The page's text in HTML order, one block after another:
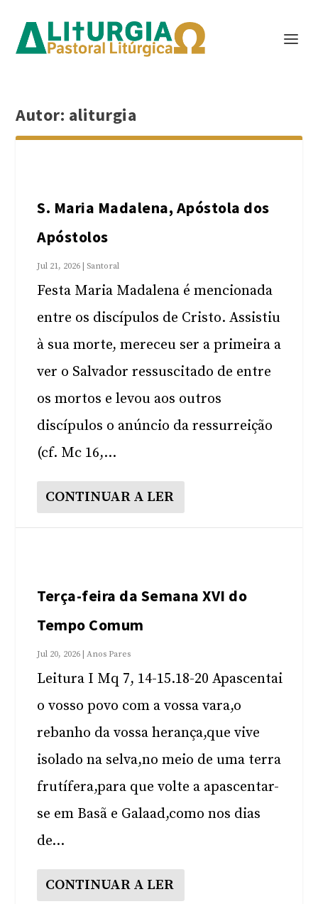
Autor: aliturgia
S. Maria Madalena, Apóstola dos
Apóstolos
Jul 21, 2026 Santoral
Festa Maria Madalena é mencionada
entre os discípulos de Cristo. Assistiu
à sua morte, mereceu ser a primeira a
ver o Salvador ressuscitado de entre
os mortos e levou aos outros
discípulos o anúncio da ressurreição
(cf. Mc 16,...
CONTINUAR A LER
Terça-feira da Semana XVI do
Tempo Comum
Jul 20, 2026 |Anos Pares
Leitura I Mq 7, 14-15.18-20 Apascentai
o vosso povo com a vossa vara,o
rebanho da vossa herança,que vive
isolado na selva,no meio de uma terra
frutífera,para que volte a apascentar-
se em Basã e Galaad,como nos dias
de...
CONTINUAR A LER